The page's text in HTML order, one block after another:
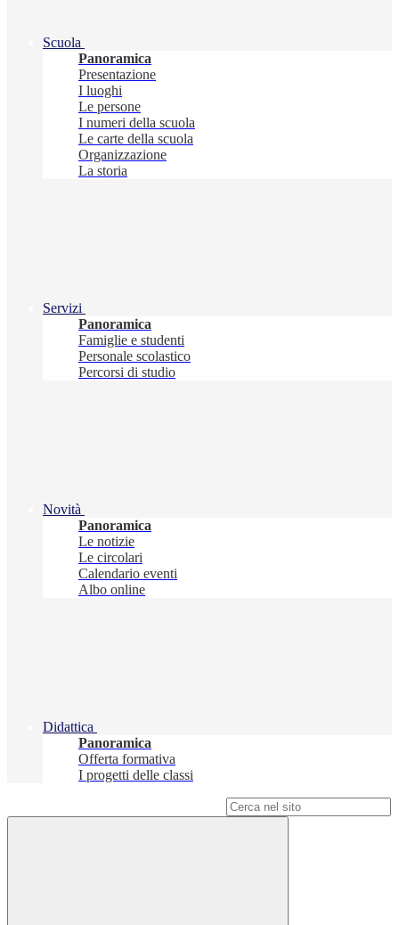
Scuola
Panoramica
Presentazione
I luoghi
Le persone
I numeri della scuola
Le carte della scuola
Organizzazione
La storia
Servizi
Panoramica
Famiglie e studenti
Personale scolastico
Percorsi di studio
Novità
Panoramica
Le notizie
Le circolari
Calendario eventi
Albo online
Didattica
Panoramica
Offerta formativa
I progetti delle classi